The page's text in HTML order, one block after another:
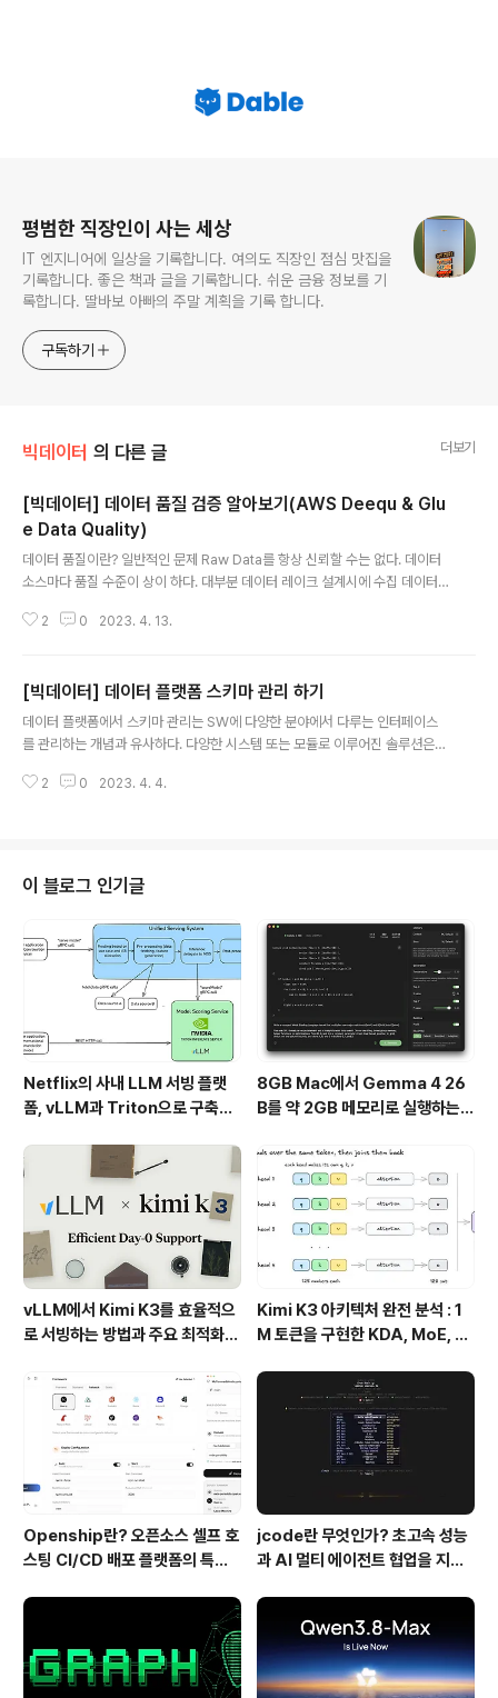
평범한 직장인이 사는 세상
IT 엔지니어에 일상을 기록합니다. 여의도 직장인 점심 맛집을
기록합니다. 좋은 책과 글을 기록합니다. 쉬운 금융 정보를 기
록합니다. 딸바보 아빠의 주말 계획을 기록 합니다.
구독하기
빅데이터 의 다른 글 더보기
[빅데이터] 데이터 품질 검증 알아보기(AWS Deequ & Glu
e Data Quality)
데이터 품질이란? 일반적인 문제 Raw Data를 항상 신뢰할 수는 없다. 데이터
소스마다 품질 수준이 상이 하다. 대부분 데이터 레이크 설계시에 수집 데이터
생 가능한 이슈 누락된 값으로 인해 프로덕션 시스템에서 널이 아닌 값을 필요
된 데이터의 집계는 잘못된 비즈니스 의사 결정으로 이어질 수 있습니다. 위 문
제를 해결하기 위해 데이터 처리 파이프라인의 단계 중 하나로, 필요한 품질 검
사를 구현해야 한다. 구분 내용 공통 품질 검사 항목 특정 컬럼에 대한 값의 ..
2 0 2023. 4. 13.
[빅데이터] 데이터 플랫폼 스키마 관리 하기
데이터 플랫폼에서 스키마 관리는 SW에 다양한 분야에서 다루는 인터페이스
를 관리하는 개념과 유사하다. 다양한 시스템 또는 모듈로 이루어진 솔루션은
스는 서비스간의 약속이고 서비스간 연동할 수 있는 방법이기 때문에 인터페이
이터 플랫폼에서는 스키마 레지스트리(스키마 저장소)를 활용하여 스키마를 관
리한다. 이 스키마 레지스트리는 데이터 소스별 전체 스키마의 모든 버전을 포
함하게 된다. - 특정 데이터 소스..
2 0 2023. 4. 4.
이 블로그 인기글
Netflix의 사내 LLM 서빙 플랫
폼, vLLM과 Triton으로 구축한
8GB Mac에서 Gemma 4 26
B를 약 2GB 메모리로 실행하는 T
vLLM에서 Kimi K3를 효율적으
로 서빙하는 방법과 주요 최적화
Kimi K3 아키텍처 완전 분석 : 1
M 토큰을 구현한 KDA, MoE, Fl
핵심 기술
Openship란? 오픈소스 셀프 호
스팅 CI/CD 배포 플랫폼의 특징
jcode란 무엇인가? 초고속 성능
과 AI 멀티 에이전트 협업을 지원